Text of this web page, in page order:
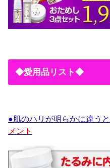
◆愛用品リスト◆
●肌のハリが明らかに違う
メント